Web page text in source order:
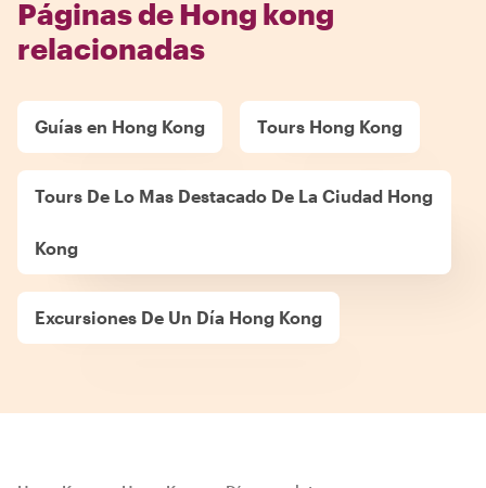
Páginas de Hong kong
relacionadas
Guías en Hong Kong Tours Hong Kong
Tours De Lo Mas Destacado De La Ciudad Hong
Kong
Excursiones De Un Día Hong Kong